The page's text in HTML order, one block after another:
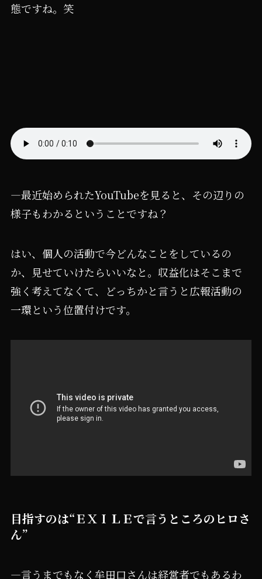
態ですね。笑
―最近始められたYouTubeを見ると、その辺りの
様子もわかるということですね？
はい、個人の活動で今どんなことをしているの
か、見せていけたらいいなと。収益化はそこまで
強く考えてなくて、どっちかと言うと広報活動の
一環という位置付けです。
目指すのは“ＥＸＩＬＥで言うところのヒロさ
ん”
―言うまでもなく牟田口さんは経営者でもあるわ